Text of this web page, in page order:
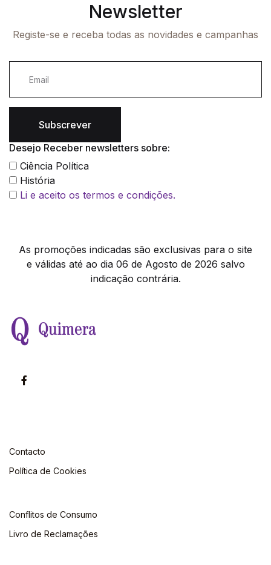
Newsletter
Registe-se e receba todas as novidades e campanhas
Subscrever
Desejo Receber newsletters sobre:
Ciência Política
História
Li e aceito os termos e condições.
As promoções indicadas são exclusivas para o site
e válidas até ao dia 06 de Agosto de 2026 salvo
indicação contrária.
Contacto
Política de Cookies
Conflitos de Consumo
Livro de Reclamações